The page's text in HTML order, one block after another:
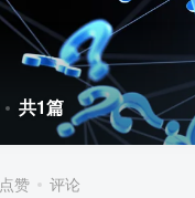
共1篇
点赞 评论